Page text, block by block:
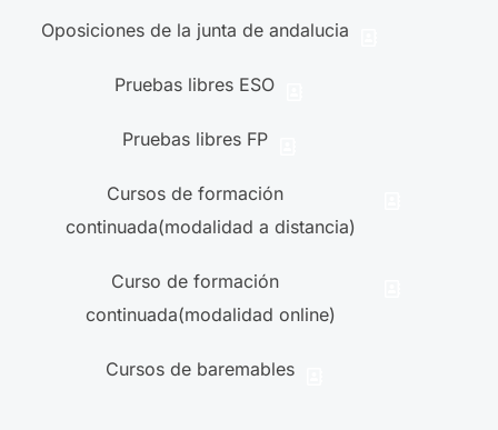
Oposiciones de la junta de andalucia
Pruebas libres ESO
Pruebas libres FP
Cursos de formación
continuada(modalidad a distancia)
Curso de formación
continuada(modalidad online)
Cursos de baremables